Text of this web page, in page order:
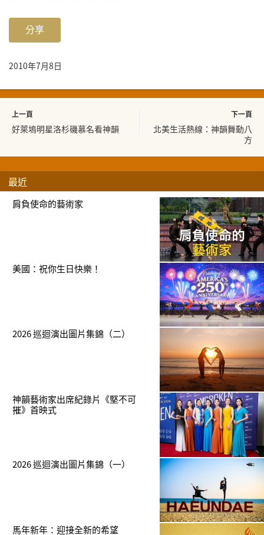
分享
2010年7月8日
上一頁
好萊塢明星洛杉磯慕名看神韻
下一頁
北美生活熱線：神韻舞動八
方
最近
肩負使命的藝術家
美國：祝你生日快樂！
2026 巡迴演出圖片集錦（二）
神韻藝術家出席紀錄片《堅不可
摧》首映式
2026 巡迴演出圖片集錦（一）
馬年新年：迎接全新的希望